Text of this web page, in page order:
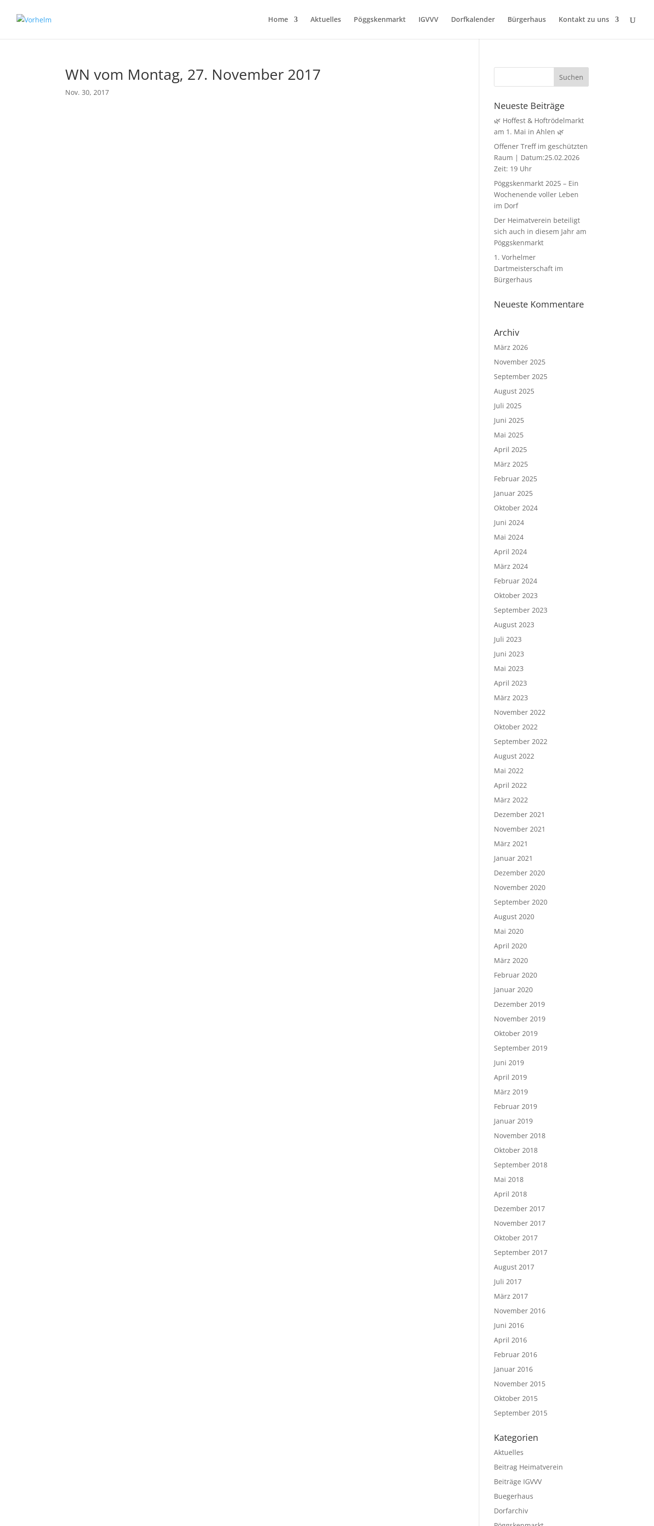
Home Aktuelles Pöggskenmarkt IGVVV Dorfkalender Bürgerhaus Kontakt zu uns
WN vom Montag, 27. November 2017
Nov. 30, 2017
Neueste Beiträge
🌿 Hoffest & Hoftrödelmarkt
am 1. Mai in Ahlen 🌿
Offener Treff im geschützten
Raum | Datum:25.02.2026
Zeit: 19 Uhr
Pöggskenmarkt 2025 – Ein
Wochenende voller Leben
im Dorf
Der Heimatverein beteiligt
sich auch in diesem Jahr am
Pöggskenmarkt
1. Vorhelmer
Dartmeisterschaft im
Bürgerhaus
Neueste Kommentare
Archiv
März 2026
November 2025
September 2025
August 2025
Juli 2025
Juni 2025
Mai 2025
April 2025
März 2025
Februar 2025
Januar 2025
Oktober 2024
Juni 2024
Mai 2024
April 2024
März 2024
Februar 2024
Oktober 2023
September 2023
August 2023
Juli 2023
Juni 2023
Mai 2023
April 2023
März 2023
November 2022
Oktober 2022
September 2022
August 2022
Mai 2022
April 2022
März 2022
Dezember 2021
November 2021
März 2021
Januar 2021
Dezember 2020
November 2020
September 2020
August 2020
Mai 2020
April 2020
März 2020
Februar 2020
Januar 2020
Dezember 2019
November 2019
Oktober 2019
September 2019
Juni 2019
April 2019
März 2019
Februar 2019
Januar 2019
November 2018
Oktober 2018
September 2018
Mai 2018
April 2018
Dezember 2017
November 2017
Oktober 2017
September 2017
August 2017
Juli 2017
März 2017
November 2016
Juni 2016
April 2016
Februar 2016
Januar 2016
November 2015
Oktober 2015
September 2015
Kategorien
Aktuelles
Beitrag Heimatverein
Beiträge IGVVV
Buegerhaus
Dorfarchiv